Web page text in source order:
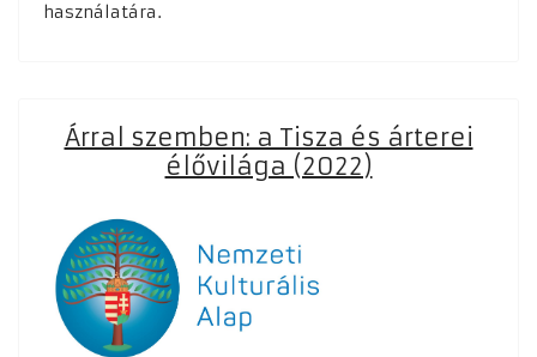
használatára.
Árral szemben: a Tisza és árterei
élővilága (2022)